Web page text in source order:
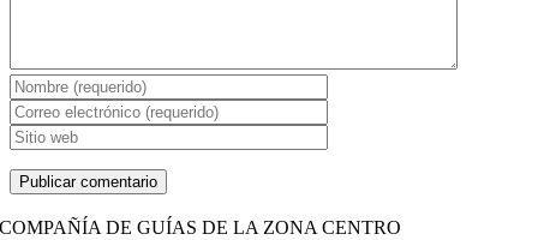
COMPAÑÍA DE GUÍAS DE LA ZONA CENTRO